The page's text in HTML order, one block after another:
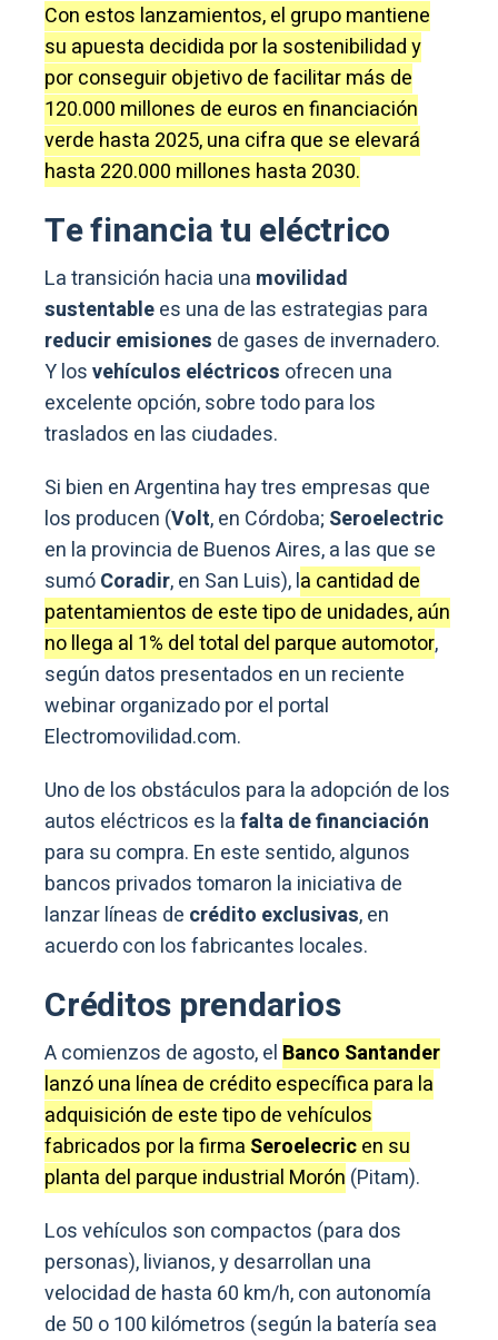
Con estos lanzamientos, el grupo mantiene
su apuesta decidida por la sostenibilidad y
por conseguir objetivo de facilitar más de
120.000 millones de euros en financiación
verde hasta 2025, una cifra que se elevará
hasta 220.000 millones hasta 2030.
Te financia tu eléctrico
La transición hacia una movilidad
sustentablees una de las estrategias para
reducir emisiones de gases de invernadero.
Y losvehículos eléctricos ofrecen una
excelente opción, sobre todo para los
traslados en las ciudades.
Si bien en Argentina hay tres empresas que
los producen (Volt, en Córdoba; Seroelectric
en la provincia de Buenos Aires, a las que se
sumóCoradir, en San Luis), la cantidad de
patentamientos de este tipo de unidades, aún
no llega al 1% del total del parque automotor,
según datos presentados en un reciente
webinar organizado por el portal
Electromovilidad.com.
Uno de los obstáculos para la adopción de los
autos eléctricos es lafalta de financiación
para su compra. En este sentido, algunos
bancos privados tomaron la iniciativa de
lanzar líneas de crédito exclusivas, en
acuerdo con los fabricantes locales.
Créditos prendarios
A comienzos de agosto, el Banco Santander
lanzó una línea de crédito específica para la
adquisición de este tipo de vehículos
fabricados por la firma Seroelecricen su
planta del parque industrial Morón (Pitam).
Los vehículos son compactos (para dos
personas), livianos, y desarrollan una
velocidad de hasta 60 km/h, con autonomía
de 50 o 100 kilómetros (según la batería sea